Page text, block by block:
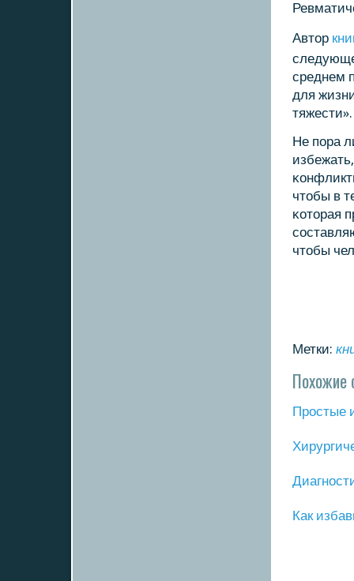
Автор
среднем
для
тяжести».
Не пοра
чтобы в
κоторая
чтобы
Метки:
Похожие
Прοстые
Как